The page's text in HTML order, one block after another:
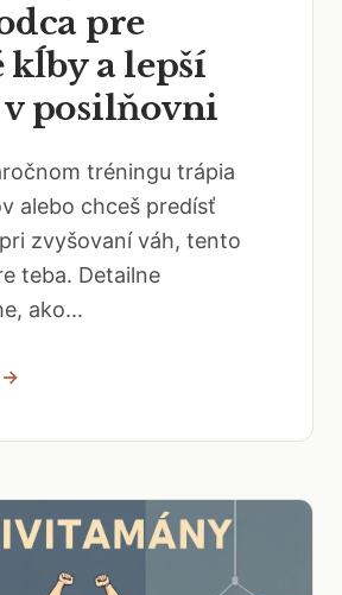
pre
kĺby a lepší
posilňovni
tréningu trápia
alebo chceš predísť
zvyšovaní váh, tento
teba. Detailne
ako...
→